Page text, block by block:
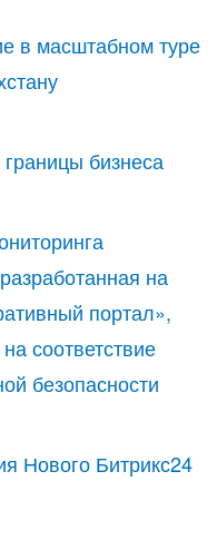
в масштабном туре
бизнеса
на
портал»,
соответствие
безопасности
Нового Битрикс24